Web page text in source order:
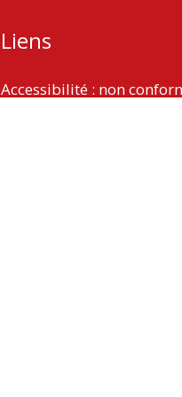
Liens
Accessibilité : non